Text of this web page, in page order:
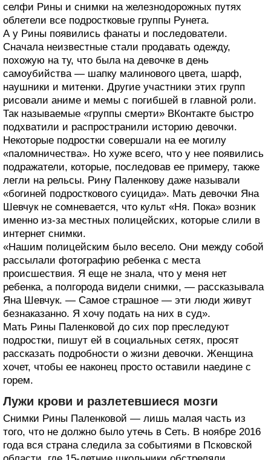
селфи Рины и снимки на железнодорожных путях
облетели все подростковые группы Рунета.
А у Рины появились фанаты и последователи.
Сначала неизвестные стали продавать одежду,
похожую на ту, что была на девочке в день
самоубийства — шапку малинового цвета, шарф,
наушники и митенки. Другие участники этих групп
рисовали аниме и мемы с погибшей в главной роли.
Так называемые «группы смерти» ВКонтакте быстро
подхватили и распространили историю девочки.
Некоторые подростки совершали на ее могилу
«паломничества». Но хуже всего, что у нее появились
подражатели, которые, последовав ее примеру, также
легли на рельсы. Рину Паленкову даже называли
«богиней подросткового суицида». Мать девочки Яна
Шевчук не сомневается, что культ «Ня. Пока» возник
именно из-за местных полицейских, которые слили в
интернет снимки.
«Нашим полицейским было весело. Они между собой
рассылали фотографию ребенка с места
происшествия. Я еще не знала, что у меня нет
ребенка, а полгорода видели снимки, — рассказывала
Яна Шевчук. — Самое страшное — эти люди живут
безнаказанно. Я хочу подать на них в суд».
Мать Рины Паленковой до сих пор преследуют
подростки, пишут ей в социальных сетях, просят
рассказать подробности о жизни девочки. Женщина
хочет, чтобы ее наконец просто оставили наедине с
горем.
Лужи крови и разлетевшиеся мозги
Снимки Рины Паленковой — лишь малая часть из
того, что не должно было утечь в Сеть. В ноябре 2016
года вся страна следила за событиями в Псковской